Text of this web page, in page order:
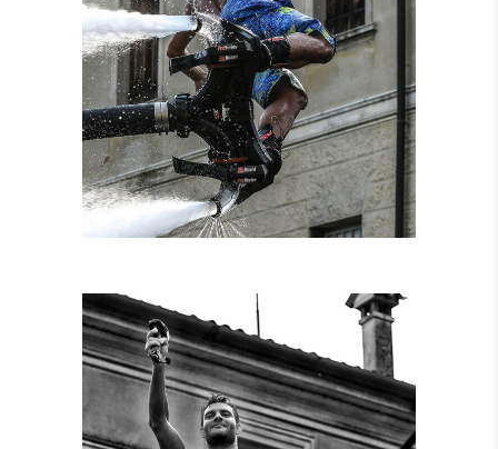
NOLEGGIO
ATTREZZATURE